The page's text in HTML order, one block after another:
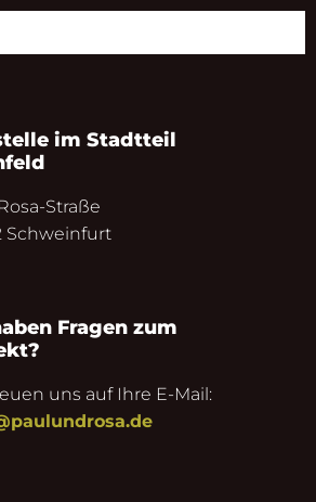
im Stadtteil
Straße
Schweinfurt
Fragen zum
uns auf Ihre E-Mail: